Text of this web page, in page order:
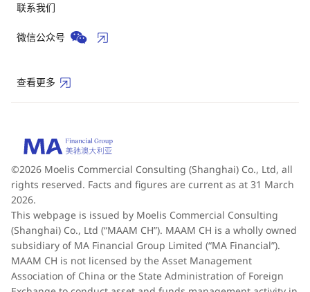
联系我们
微信公众号
查看更多
©2026 Moelis Commercial Consulting (Shanghai) Co., Ltd, all
rights reserved. Facts and figures are current as at 31 March
2026.
This webpage is issued by Moelis Commercial Consulting
(Shanghai) Co., Ltd (“MAAM CH”). MAAM CH is a wholly owned
subsidiary of MA Financial Group Limited (“MA Financial”).
MAAM CH is not licensed by the Asset Management
Association of China or the State Administration of Foreign